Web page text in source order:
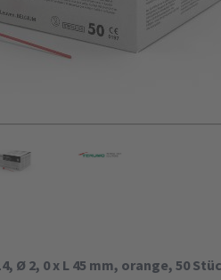
Ø 2, 0 x L 45 mm, orange, 50